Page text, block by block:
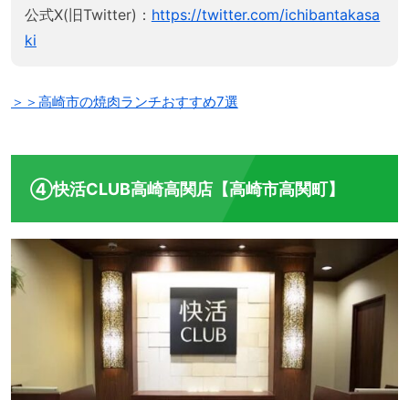
公式X(旧Twitter)： https://twitter.com/ichibantakasa
ki
＞＞高崎市の焼肉ランチおすすめ7選
④快活CLUB高崎高関店【高崎市高関町】